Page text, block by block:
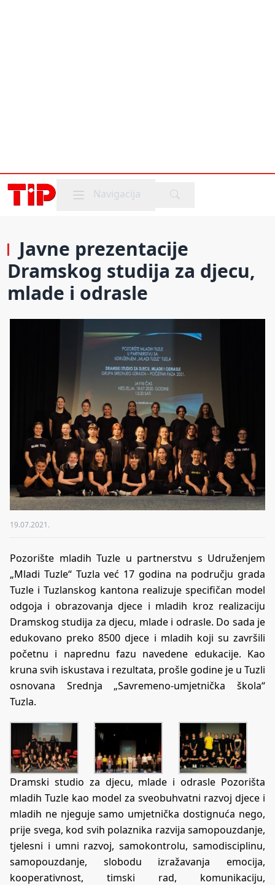
Mobile menu
Navigacija
Javne prezentacije
Dramskog studija za djecu,
mlade i odrasle
19.07.2021.
Pozorište mladih Tuzle u partnerstvu s Udruženjem
„Mladi Tuzle“ Tuzla već 17 godina na području grada
Tuzle i Tuzlanskog kantona realizuje specifičan model
odgoja i obrazovanja djece i mladih kroz realizaciju
Dramskog studija za djecu, mlade i odrasle. Do sada je
edukovano preko 8500 djece i mladih koji su završili
početnu i naprednu fazu navedene edukacije. Kao
kruna svih iskustava i rezultata, prošle godine je u Tuzli
osnovana Srednja „Savremeno-umjetnička škola“
Tuzla.
Dramski studio za djecu, mlade i odrasle Pozorišta
mladih Tuzle kao model za sveobuhvatni razvoj djece i
mladih ne njeguje samo umjetnička dostignuća nego,
prije svega, kod svih polaznika razvija samopouzdanje,
tjelesni i umni razvoj, samokontrolu, samodisciplinu,
samopouzdanje, slobodu izražavanja emocija,
kooperativnost, timski rad, komunikaciju,